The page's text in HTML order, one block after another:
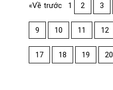
«Về trước 1 2 3
9 10 11 12
17 18 19 20